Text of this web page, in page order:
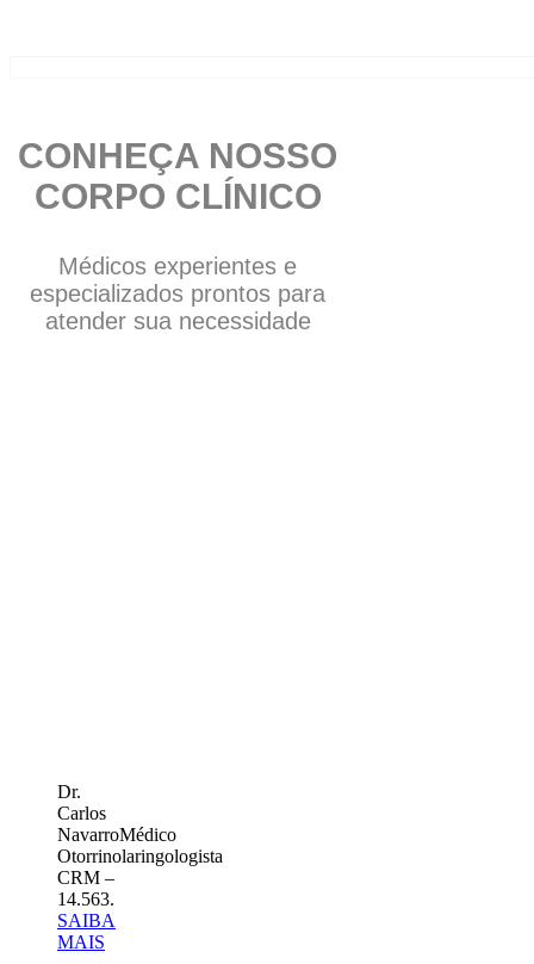
CONHEÇA NOSSO
CORPO CLÍNICO
Médicos experientes e
especializados prontos para
atender sua necessidade
Dr.
Carlos
NavarroMédico
Otorrinolaringologista
CRM –
14.563.
SAIBA
MAIS